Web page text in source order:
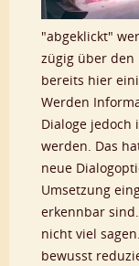
"abgeklickt"
zügig über den
bereits hier
Werden
Dialoge jedoch
werden. Das
neue
Umsetzung
erkennbar
nicht viel
bewusst